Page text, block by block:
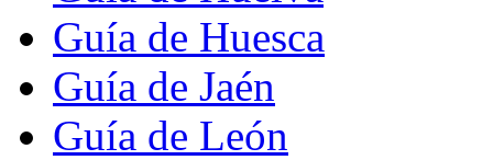
Guía de Huesca
Guía de Jaén
Guía de León